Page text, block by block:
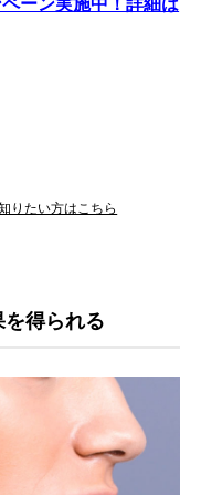
ーン実施中！詳細は
りたい方はこちら
得られる